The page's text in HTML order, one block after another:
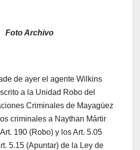
Foto Archivo
de ayer el agente Wilkins
a la Unidad Robo del
Criminales de Mayagüez
criminales a Naythan Mártir
190 (Robo) y los Art. 5.05
5.15 (Apuntar) de la Ley de